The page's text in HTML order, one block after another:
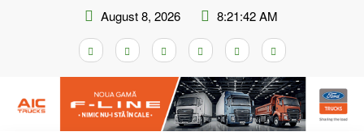
August 8, 2026 8:21:43 AM